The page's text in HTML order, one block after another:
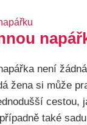
není
žena si může
cestou,
také